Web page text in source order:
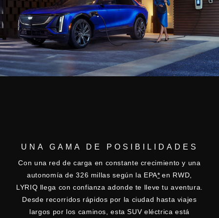
UNA GAMA DE POSIBILIDADES
Con una red de carga en constante crecimiento y una
autonomía de 326 millas según la EPA*en RWD,
LYRIQ llega con confianza adonde te lleve tu aventura.
Desde recorridos rápidos por la ciudad hasta viajes
largos por los caminos, esta SUV eléctrica está